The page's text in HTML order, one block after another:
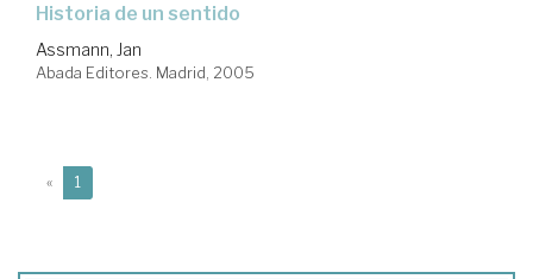
historia de un sentido
Assmann, Jan
Abada Editores. Madrid, 2005
« 1